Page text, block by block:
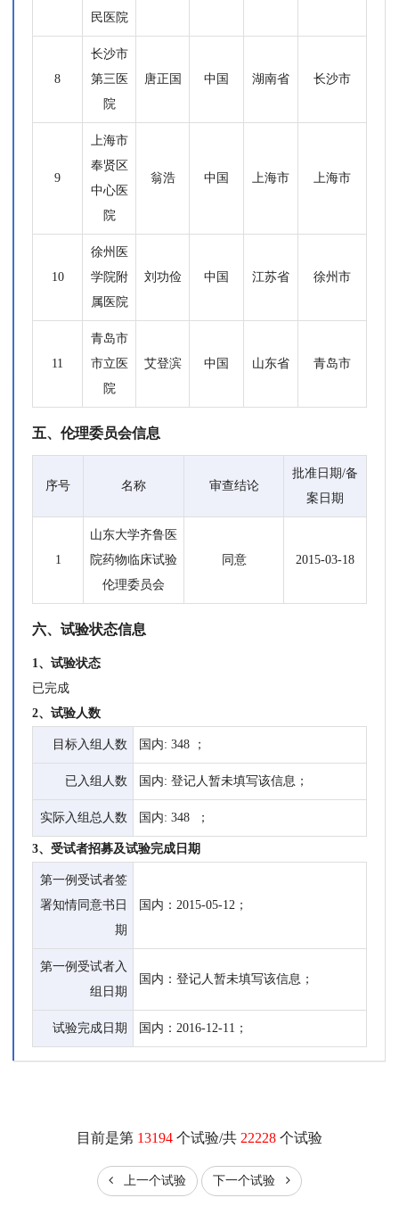
民医院
8
长沙市
第三医
院
唐正国 中国 湖南省 长沙市
9
上海市
奉贤区
中心医
院
翁浩 中国 上海市 上海市
10
徐州医
学院附
属医院
刘功俭 中国 江苏省 徐州市
11
青岛市
市立医
院
艾登滨 中国 山东省 青岛市
五、伦理委员会信息
序号 名称 审查结论
批准日期/备
案日期
1
山东大学齐鲁医
院药物临床试验
伦理委员会
同意 2015-03-18
六、试验状态信息
1、试验状态
已完成
2、试验人数
目标入组人数 国内: 348 ；
已入组人数 国内: 登记人暂未填写该信息；
实际入组总人数 国内: 348 ；
3、受试者招募及试验完成日期
第一例受试者签
署知情同意书日
期
国内：2015-05-12；
第一例受试者入
组日期
国内：登记人暂未填写该信息；
试验完成日期 国内：2016-12-11；
目前是第 13194 个试验/共 22228 个试验
上一个试验 下一个试验